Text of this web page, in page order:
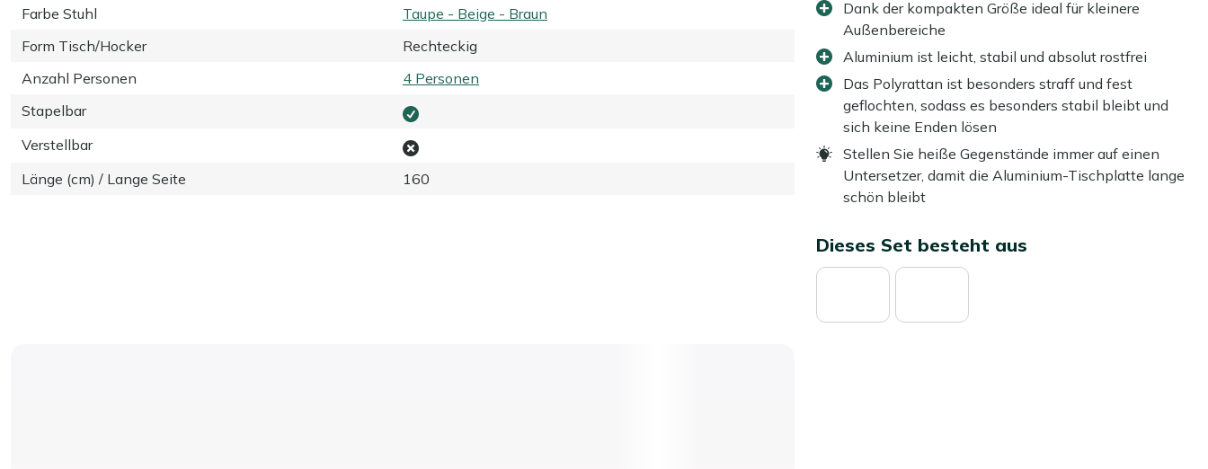
Farbe Stuhl
Taupe - Beige - Braun
Form Tisch/Hocker
Rechteckig
Anzahl Personen
4 Personen
Stapelbar
Verstellbar
Länge (cm) / Lange Seite
160
Dank der kompakten Größe ideal für kleinere
Außenbereiche
Aluminium ist leicht, stabil und absolut rostfrei
Das Polyrattan ist besonders straff und fest
geflochten, sodass es besonders stabil bleibt und
sich keine Enden lösen
Stellen Sie heiße Gegenstände immer auf einen
Untersetzer, damit die Aluminium-Tischplatte lange
schön bleibt
Dieses Set besteht aus